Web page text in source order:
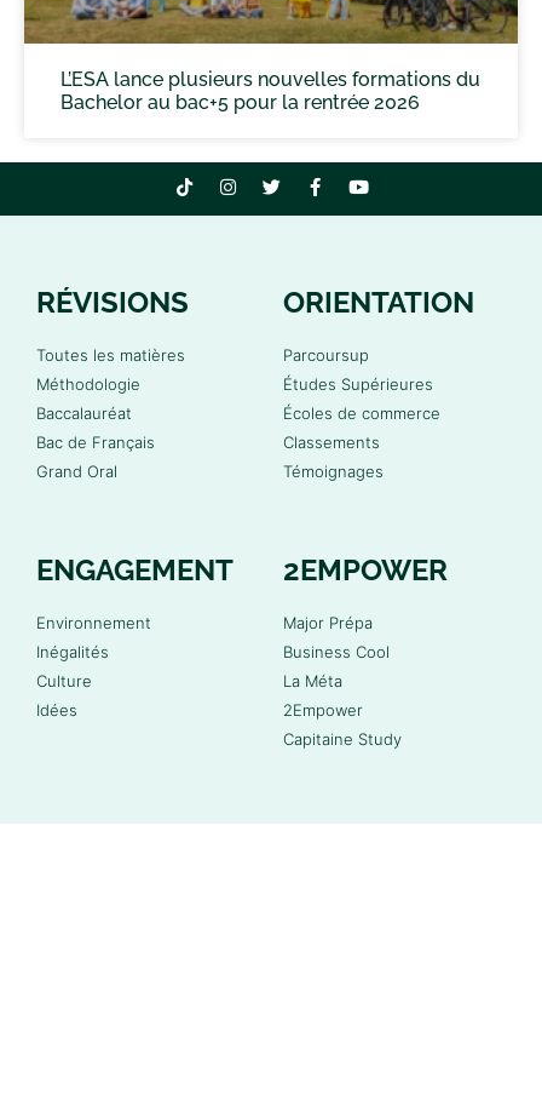
L’ESA lance plusieurs nouvelles formations du
Bachelor au bac+5 pour la rentrée 2026
RÉVISIONS
Toutes les matières
Méthodologie
Baccalauréat
Bac de Français
Grand Oral
ORIENTATION
Parcoursup
Études Supérieures
Écoles de commerce
Classements
Témoignages
ENGAGEMENT
Environnement
Inégalités
Culture
Idées
2EMPOWER
Major Prépa
Business Cool
La Méta
2Empower
Capitaine Study